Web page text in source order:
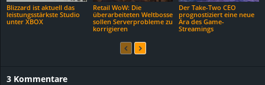
Blizzard ist aktuell das
leistungsstärkste Studio
unter XBOX
Retail WoW: Die
überarbeiteten Weltbosse
sollen Serverprobleme zu
korrigieren
Der Take-Two CEO
prognostiziert eine neue
Ära des Game-
Streamings
3 Kommentare